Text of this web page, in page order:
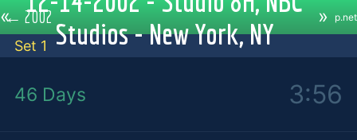
← 2002
«
Studios - New York, NY
» p.net
Set 1
46 Days 3:56